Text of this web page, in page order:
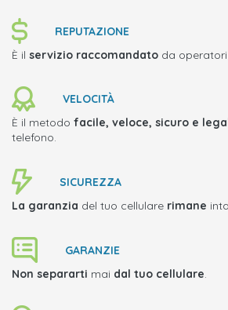
REPUTAZIONE
È il servizio raccomandato da
VELOCITÀ
È il metodo facile, veloce, sicuro e
telefono.
SICUREZZA
La garanzia del tuo cellulare rimane
GARANZIE
Non separarti mai dal tuo cellulare.